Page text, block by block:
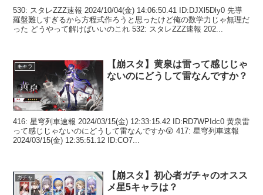
530: スタレZZZ速報 2024/10/04(金) 14:06:50.41 ID:DJXl5Dly0 先導
羅盤難しすぎるから方程式作ろうと思ったけど俺の数学力じゃ無理だ
った どうやって解けばいいのこれ 532: スタレZZZ速報 202...
キャラ
【崩スタ】黄泉は雷って感じじゃ
ないのにどうして雷なんですか？
416: 星穹列車速報 2024/03/15(金) 12:33:15.42 ID:RD7WPIdc0 黄泉雷
って感じじゃないのにどうして雷なんですか😲 417: 星穹列車速報
2024/03/15(金) 12:35:51.12 ID:CO7...
ガチャ
【崩スタ】初心者ガチャのオスス
メ星5キャラは？